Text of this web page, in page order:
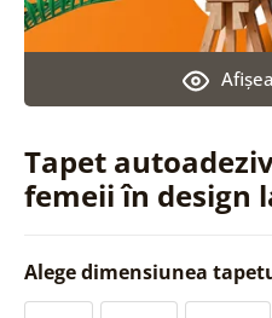
Tapet
femeii în design
Alege dimensiunea